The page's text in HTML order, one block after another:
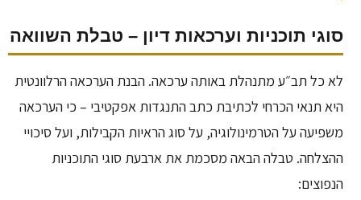
סוגי תוכניות וערכאות דיון – טבלת השוואה
לא כל תב״ע מתנהלת באותה ערכאה. הבנת הערכאה הרלוונטית
היא תנאי הכרחי לכתיבת כתב התנגדות אפקטיבי – כי הערכאה
משפיעה על הטרמינולוגיה, על סוג הראיות הקבילות, ועל סיכויי
ההצלחה. טבלה הבאה מסכמת את ארבעת סוגי התוכניות
הנפוצים: